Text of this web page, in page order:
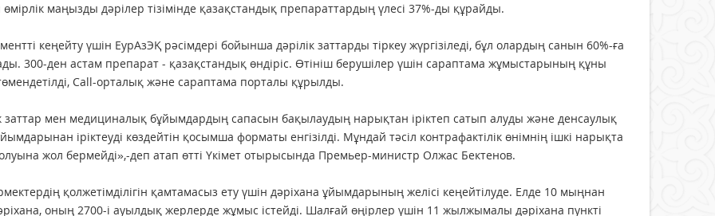
маңызды дәрілер тізімінде қазақстандық препараттардың үлесі 37%-ды құрайды.
кеңейту үшін ЕурАзЭҚ рәсімдері бойынша дәрілік заттарды тіркеу жүргізіледі, бұл олардың санын 60%-ға
300-ден астам препарат - қазақстандық өндіріс. Өтініш берушілер үшін сараптама жұмыстарының құны
Сall-орталық және сараптама порталы құрылды.
заттар мен медициналық бұйымдардың сапасын бақылаудың нарықтан іріктеп сатып алуды және денсаулық
іріктеуді көздейтін қосымша форматы енгізілді. Мұндай тәсіл контрафактілік өнімнің ішкі нарықта
жол бермейді»,-деп атап өтті Үкімет отырысында Премьер-министр Олжас Бектенов.
қолжетімділігін қамтамасыз ету үшін дәріхана ұйымдарының желісі кеңейтілуде. Елде 10 мыңнан
оның 2700-і ауылдық жерлерде жұмыс істейді. Шалғай өңірлер үшін 11 жылжымалы дәріхана пункті